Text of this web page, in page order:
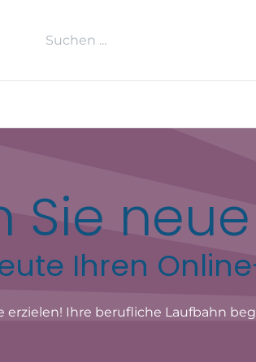
Sie
Ihren
erzielen! Ihre berufliche Laufbahn